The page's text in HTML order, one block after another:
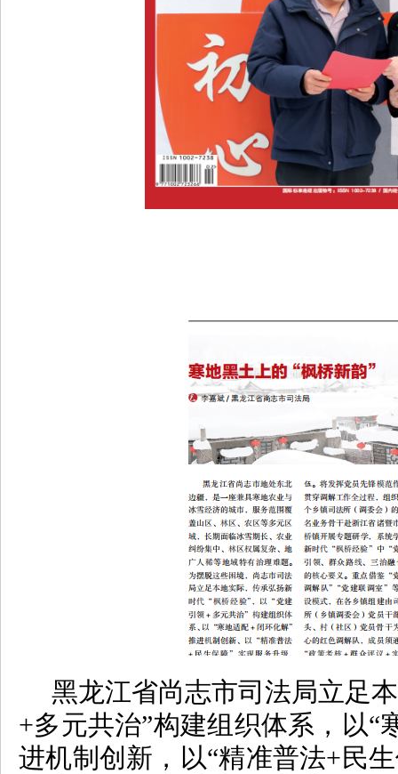
黑龙江省尚志市司法局立足
+多元共治”构建组织体系，以“
进机制创新，以“精准普法+民